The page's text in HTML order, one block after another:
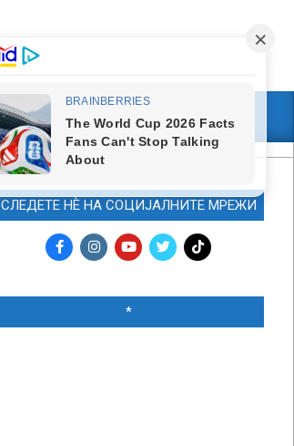
МАРКЕТИНГ
СЛЕДЕТЕ НЀ НА СОЦИЈАЛНИТЕ МРЕЖИ
*